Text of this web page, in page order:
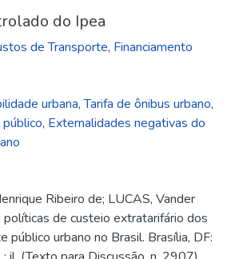
do Ipea
de Transporte, Financiamento
urbana,Tarifa de ônibus urbano,
, Externalidades negativas do
Ribeiro de; LUCAS, Vander
de custeio extratarifário dos
público urbano no Brasil. Brasília, DF: